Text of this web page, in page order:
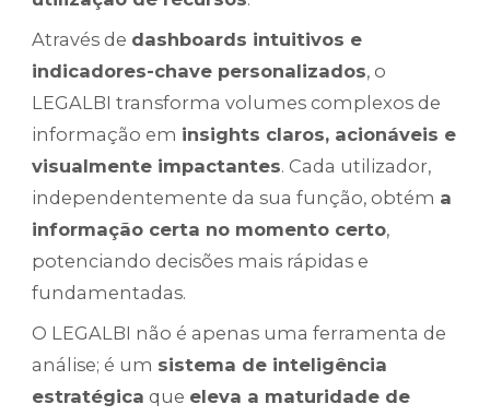
Através de dashboards intuitivos e
indicadores-chave personalizados, o
LEGALBI transforma volumes complexos de
informação em insights claros, acionáveis e
visualmente impactantes. Cada utilizador,
independentemente da sua função, obtém a
informação certa no momento certo,
potenciando decisões mais rápidas e
fundamentadas.
O LEGALBI não é apenas uma ferramenta de
análise; é um sistema de inteligência
estratégica que eleva a maturidade de